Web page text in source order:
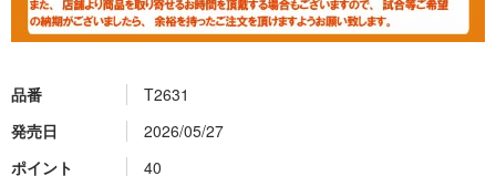
品番
T2631
発売日
2026/05/27
ポイント
40